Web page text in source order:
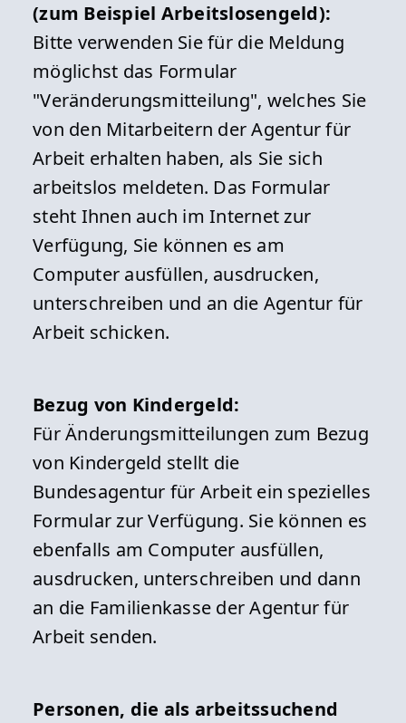
(zum Beispiel Arbeitslosengeld):
Bitte verwenden Sie für die Meldung
möglichst das Formular
"Veränderungsmitteilung", welches Sie
von den Mitarbeitern der Agentur für
Arbeit erhalten haben, als Sie sich
arbeitslos meldeten. Das Formular
steht Ihnen auch im Internet zur
Verfügung, Sie können es am
Computer ausfüllen, ausdrucken,
unterschreiben und an die Agentur für
Arbeit schicken.
Bezug von Kindergeld:
Für Änderungsmitteilungen zum Bezug
von Kindergeld stellt die
Bundesagentur für Arbeit ein spezielles
Formular zur Verfügung. Sie können es
ebenfalls am Computer ausfüllen,
ausdrucken, unterschreiben und dann
an die Familienkasse der Agentur für
Arbeit senden.
Personen, die als arbeitssuchend